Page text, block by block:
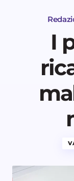
I